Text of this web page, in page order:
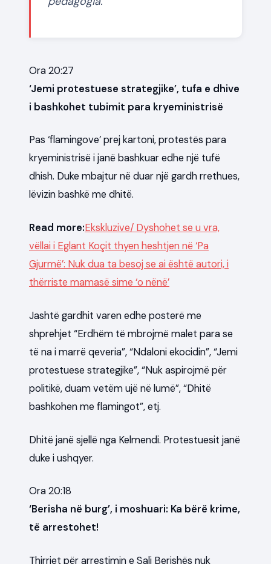
Ora 20:27
‘Jemi protestuese strategjike’, tufa e dhive
i bashkohet tubimit para kryeministrisë
Pas ‘flamingove’ prej kartoni, protestës para
kryeministrisë i janë bashkuar edhe një tufë
dhish. Duke mbajtur në duar një gardh rrethues,
lëvizin bashkë me dhitë.
Read more:Ekskluzive/ Dyshohet se u vra,
vëllai i Eglant Koçit thyen heshtjen në ‘Pa
Gjurmë’: Nuk dua ta besoj se ai është autori, i
thërriste mamasë sime ‘o nënë’
Jashtë gardhit varen edhe posterë me
shprehjet “Erdhëm të mbrojmë malet para se
të na i marrë qeveria”, “Ndaloni ekocidin”, “Jemi
protestuese strategjike”, “Nuk aspirojmë për
politikë, duam vetëm ujë në lumë”, “Dhitë
bashkohen me flamingot”, etj.
Dhitë janë sjellë nga Kelmendi. Protestuesit janë
duke i ushqyer.
Ora 20:18
‘Berisha në burg’, i moshuari: Ka bërë krime,
të arrestohet!
Thirrjet për arrestimin e Sali Berishës nuk